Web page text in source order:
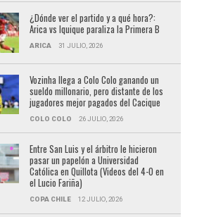
¿Dónde ver el partido y a qué hora?:
Arica vs Iquique paraliza la Primera B
ARICA 31 JULIO, 2026
Vozinha llega a Colo Colo ganando un
sueldo millonario, pero distante de los
jugadores mejor pagados del Cacique
COLO COLO 26 JULIO, 2026
Entre San Luis y el árbitro le hicieron
pasar un papelón a Universidad
Católica en Quillota (Videos del 4-0 en
el Lucio Fariña)
COPA CHILE 12 JULIO, 2026